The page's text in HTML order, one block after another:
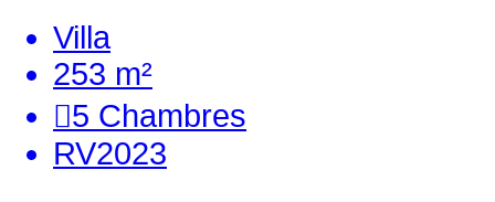
Villa
253 m²
5 Chambres
RV2023